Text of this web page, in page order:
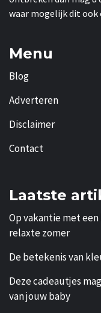
waar mogelijk dit ook
Menu
Blog
Adverteren
Disclaimer
Contact
Laatste
Op vakantie met
relaxte zomer
De betekenis van
Deze cadeautjes
van jouw baby